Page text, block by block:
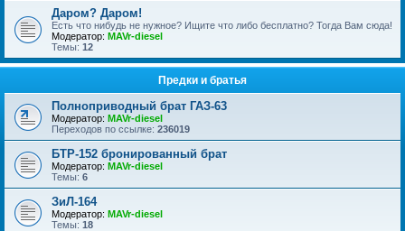
Даром? Даром!
Есть что нибудь не нужное? Ищите что либо бесплатно? Тогда Вам сюда!
Модератор: MAVr-diesel
Темы: 12
Предки и братья
Полноприводный брат ГАЗ-63
Модератор: MAVr-diesel
Переходов по ссылке: 236019
БТР-152 бронированный брат
Модератор: MAVr-diesel
Темы: 6
ЗиЛ-164
Модератор: MAVr-diesel
Темы: 18